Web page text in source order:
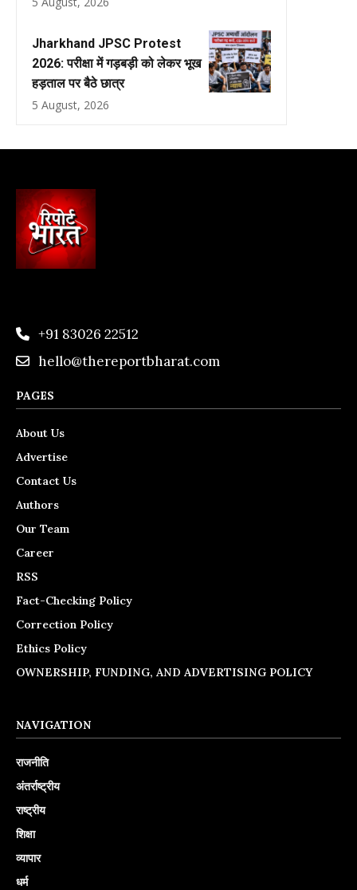
Jharkhand JPSC Protest
2026: परीक्षा में गड़बड़ी को लेकर भूख
हड़ताल पर बैठे छात्र
5 August, 2026
+91 83026 22512
hello@thereportbharat.com
PAGES
About Us
Advertise
Contact Us
Authors
Our Team
Career
RSS
Fact-Checking Policy
Correction Policy
Ethics Policy
OWNERSHIP, FUNDING, AND ADVERTISING POLICY
NAVIGATION
राजनीति
अंतर्राष्ट्रीय
राष्ट्रीय
शिक्षा
व्यापार
धर्म